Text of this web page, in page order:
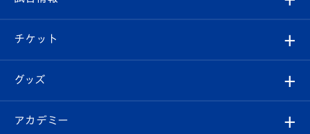
試合情報
チケット
イベント
クラブ概要
エンブレム紹介
スタッフプロフィール
はじめての観戦ガイド
Revive Team
試合日程/結果
フォトギャラリー
チケット
チケット
グッズ
オンラインショップ
アカデミー